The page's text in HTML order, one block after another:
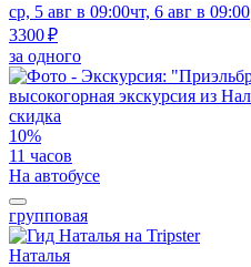
ср, 5 авг в 09:00чт, 6 авг в 09:00
3300 ₽
за одного
скидка
10%
11 часов
На автобусе
групповая
Наталья